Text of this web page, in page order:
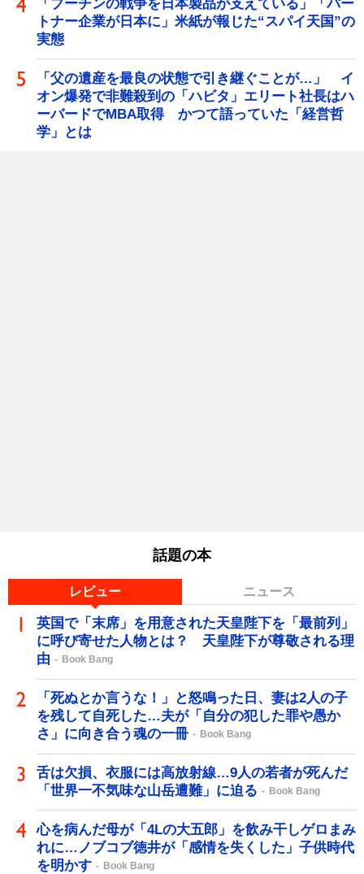
「プーチンの戦争を日本製品が支えている」「パー
トナー企業が日本に」米紙が報じた“スパイ天国”の
実態
「父の遺産を最良の状態で引き継ぐことが…」 イ
オン爆発で非難殺到の「ハビタ」エリート社長はハ
ーバードでMBA取得 かつて語っていた「経営哲
学」とは
話題の本
レビュー ニュース
英国で「末席」を用意された天皇陛下を「最前列」
に呼び寄せた人物とは？ 天皇陛下が尊敬される理
由
Book Bang
「死ぬとか言うな！」と怒鳴った日、妻は2人の子
を残して自死した…夫が「自分の犯した罪や愚か
さ」に向き合う魂の一冊
Book Bang
舌は欠損、衣服には高放射線…9人の若者が死んだ
「世界一不気味な山岳遭難」に迫る
Book Bang
心を病んだ母が「4Lの大五郎」を飲み干しゲロまみ
れに…ノブコブ徳井が「感情を失くした」子供時代
を明かす
Book Bang